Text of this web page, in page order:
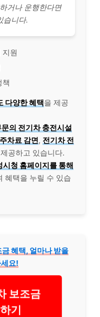
거나 운행한다면
습니다.
지원
책
다양한 혜택을 제공
의 전기차 충전시설
차료 감면, 전기차 전
공하고 있습니다.
시청 홈페이지를 통해
혜택을 누릴 수 있습
혜택, 얼마나 받을
요!
보조금
기